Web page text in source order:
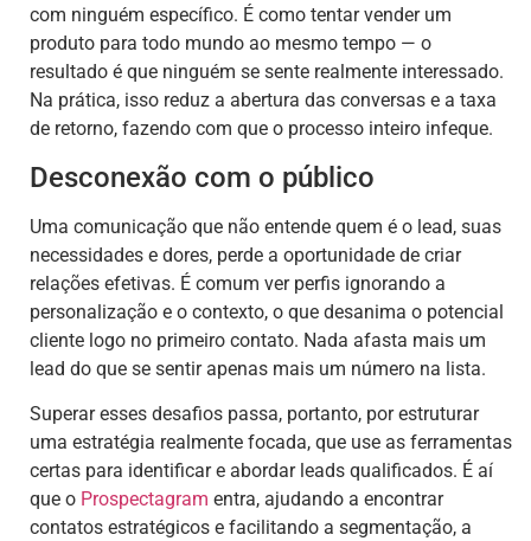
com ninguém específico. É como tentar vender um
produto para todo mundo ao mesmo tempo — o
resultado é que ninguém se sente realmente interessado.
Na prática, isso reduz a abertura das conversas e a taxa
de retorno, fazendo com que o processo inteiro infeque.
Desconexão com o público
Uma comunicação que não entende quem é o lead, suas
necessidades e dores, perde a oportunidade de criar
relações efetivas. É comum ver perfis ignorando a
personalização e o contexto, o que desanima o potencial
cliente logo no primeiro contato. Nada afasta mais um
lead do que se sentir apenas mais um número na lista.
Superar esses desafios passa, portanto, por estruturar
uma estratégia realmente focada, que use as ferramentas
certas para identificar e abordar leads qualificados. É aí
que o Prospectagram entra, ajudando a encontrar
contatos estratégicos e facilitando a segmentação, a